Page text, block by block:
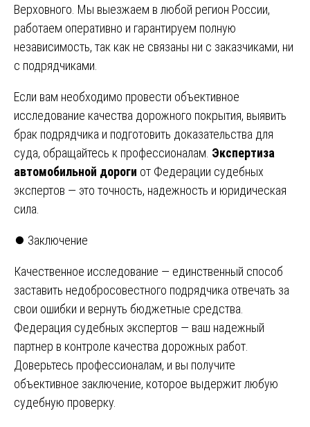
Верховного. Мы выезжаем в любой регион России,
работаем оперативно и гарантируем полную
независимость, так как не связаны ни с заказчиками, ни
с подрядчиками.
Если вам необходимо провести объективное
исследование качества дорожного покрытия, выявить
брак подрядчика и подготовить доказательства для
суда, обращайтесь к профессионалам. Экспертиза
автомобильной дороги от Федерации судебных
экспертов — это точность, надежность и юридическая
сила.
⏺️ Заключение
Качественное исследование — единственный способ
заставить недобросовестного подрядчика отвечать за
свои ошибки и вернуть бюджетные средства.
Федерация судебных экспертов — ваш надежный
партнер в контроле качества дорожных работ.
Доверьтесь профессионалам, и вы получите
объективное заключение, которое выдержит любую
судебную проверку.